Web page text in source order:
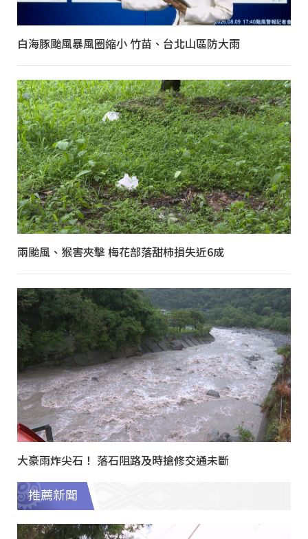
白海豚颱風暴風圈縮小 竹苗、台北山區防大雨
兩颱風、猴害夾擊 梅花部落甜柿損失近6成
大豪雨炸尖石！ 落石阻路及時搶修交通未斷
推薦新聞